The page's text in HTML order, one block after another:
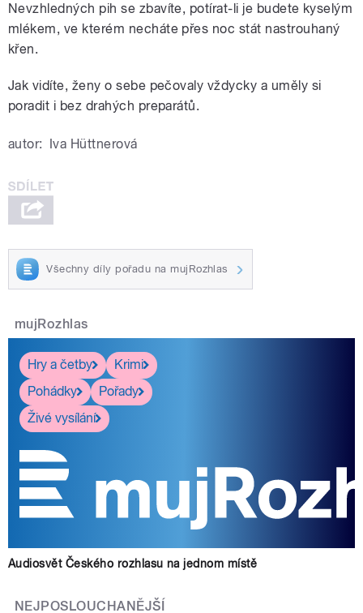
Nevzhledných pih se zbavíte, potírat-li je budete kyselým
mlékem, ve kterém necháte přes noc stát nastrouhaný
křen.
Jak vidíte, ženy o sebe pečovaly vždycky a uměly si
poradit i bez drahých preparátů.
autor: Iva Hüttnerová
Všechny díly pořadu na mujRozhlas
mujRozhlas
Hry a četby
Krimi
Pohádky
Pořady
Živé vysílání
Audiosvět Českého rozhlasu na jednom místě
NEJPOSLOUCHANĚJŠÍ